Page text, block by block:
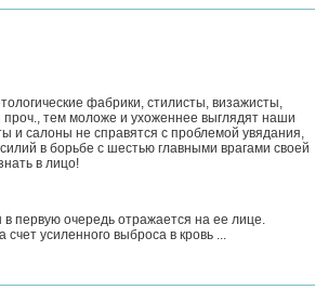
фабрики, стилисты, визажисты,
тем моложе и ухоженнее выглядят наши
и салоны не справятся с проблемой увядания,
в борьбе с шестью главными врагами своей
в лицо!
первую очередь отражается на ее лице.
усиленного выброса в кровь ...